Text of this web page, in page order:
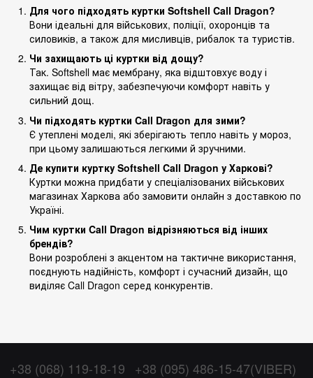
Для чого підходять куртки Softshell Call Dragon?
Вони ідеальні для військових, поліції, охоронців та
силовиків, а також для мисливців, рибалок та туристів.
Чи захищають ці куртки від дощу?
Так. Softshell має мембрану, яка відштовхує воду і
захищає від вітру, забезпечуючи комфорт навіть у
сильний дощ.
Чи підходять куртки Call Dragon для зими?
Є утеплені моделі, які зберігають тепло навіть у мороз,
при цьому залишаються легкими й зручними.
Де купити куртку Softshell Call Dragon у Харкові?
Куртки можна придбати у спеціалізованих військових
магазинах Харкова або замовити онлайн з доставкою по
Україні.
Чим куртки Call Dragon відрізняються від інших
брендів?
Вони розроблені з акцентом на тактичне використання,
поєднують надійність, комфорт і сучасний дизайн, що
виділяє Call Dragon серед конкурентів.
+38 (068) 119-18-19 +38 (095) 486-15-47(VIBER)